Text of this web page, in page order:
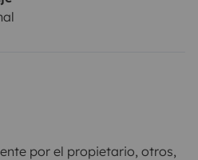
por el propietario, otros,